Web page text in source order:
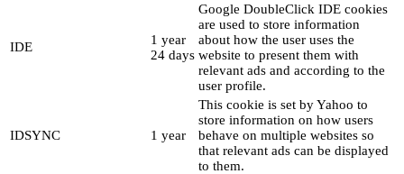
IDE
1 year
24 days
Google DoubleClick IDE cookies
are used to store information
about how the user uses the
website to present them with
relevant ads and according to the
user profile.
IDSYNC 1 year
This cookie is set by Yahoo to
store information on how users
behave on multiple websites so
that relevant ads can be displayed
to them.